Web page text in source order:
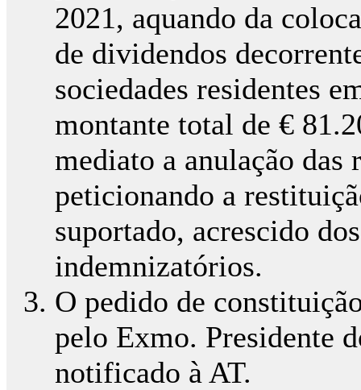
2021, aquando da
de dividendos
sociedades residentes
montante total de €
mediato a anulação
peticionando a
suportado, acrescido
indemnizatórios.
O pedido de
pelo Exmo. Presidente
notificado à AT.